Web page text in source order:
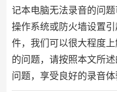
记本电脑无法录音的问题
操作系统或防火墙设置
件，我们可以很大程度
的问题，请按照本文所
问题，享受良好的录音体